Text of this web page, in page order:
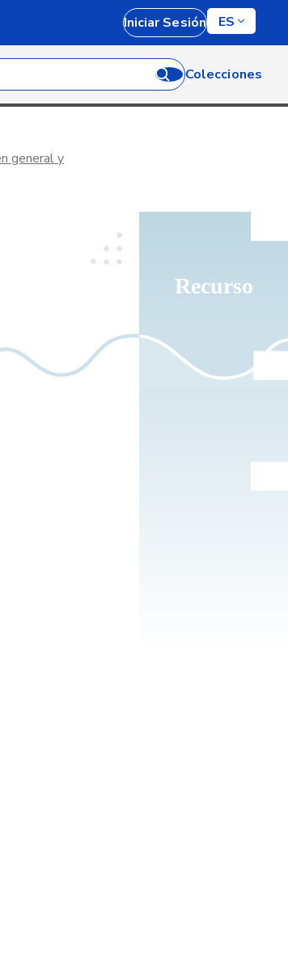
Iniciar Sesión ES
Colecciones
general y
Recurso